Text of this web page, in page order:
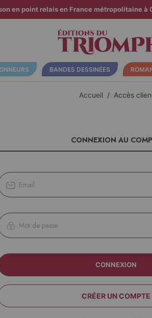
en point relais en France métropolitaine à
BANDES DESSINÉES
Accueil Accès
CONNEXION AU
CONNEXION
CRÉER UN COMPTE